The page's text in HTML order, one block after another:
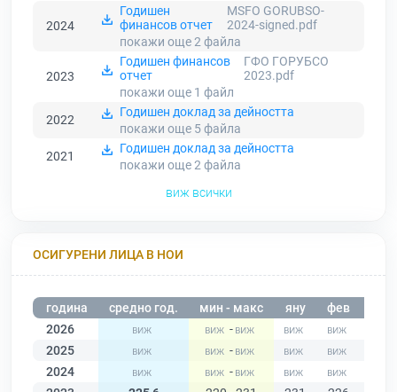
2024
Годишен
финансов отчет
MSFO GORUBSO-
2024-signed.pdf
покажи още 2файла
2023
Годишен финансов
отчет
ГФО ГОРУБСО
2023.pdf
покажи още 1 файл
2022
Годишен доклад за дейността
покажи още 5файла
2021
Годишен доклад за дейността
покажи още 2файла
виж всички
ОСИГУРЕНИ ЛИЦА В НОИ
година средно год. мин - макс яну фев
2026
-
2025
-
2024
-